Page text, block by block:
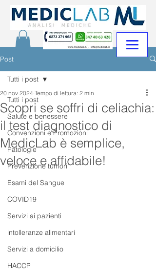
Post
Tutti i post
Salute e benessere
Convenzioni e Promozioni
Patologie
Prevenzione tumori
Esami del Sangue
COVID19
Servizi ai pazienti
intolleranze alimentari
Servizi a domicilio
HACCP
Tutti i post
Scopri se soffri di celiachia:
il test diagnostico di
MedicLab è semplice,
veloce e affidabile!
20 nov 2024 Tempo di lettura: 2 min